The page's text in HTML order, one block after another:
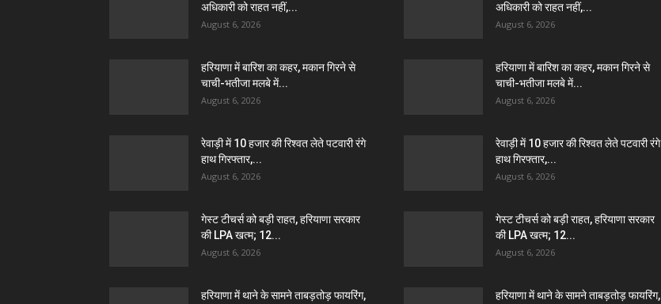
अधिकारी को राहत नहीं,...
August 6, 2026
हरियाणा में बारिश का कहर, मकान गिरने से
चाची-भतीजा मलबे में...
August 6, 2026
रेवाड़ी में 10 हजार की रिश्वत लेते पटवारी रंगे
हाथ गिरफ्तार,...
August 6, 2026
गेस्ट टीचर्स को बड़ी राहत, हरियाणा सरकार
की LPA खत्म; 12...
August 6, 2026
हरियाणा में थाने के सामने ताबड़तोड़ फायरिंग,
अधिकारी को राहत नहीं,...
August 6, 2026
हरियाणा में बारिश का कहर, मकान गिरने से
चाची-भतीजा मलबे में...
August 6, 2026
रेवाड़ी में 10 हजार की रिश्वत लेते पटवारी रंगे
हाथ गिरफ्तार,...
August 6, 2026
गेस्ट टीचर्स को बड़ी राहत, हरियाणा सरकार
की LPA खत्म; 12...
August 6, 2026
हरियाणा में थाने के सामने ताबड़तोड़ फायरिंग,